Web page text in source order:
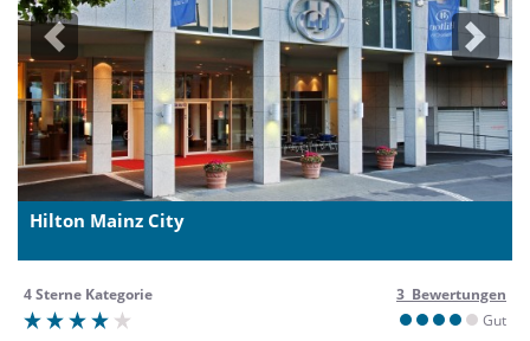
Previous Next
Hilton Mainz City
4 Sterne Kategorie
3 Bewertungen
Gut